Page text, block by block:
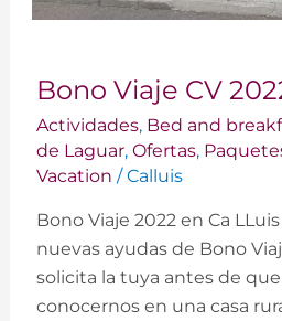
Bono Viaje CV
Actividades, Bed and
de Laguar, Ofertas,
Vacation /Calluis
Bono Viaje 2022 en Ca
nuevas ayudas de Bono
solicita la tuya antes de
conocernos en una casa
Viaje
CV
2022
en
LLuis